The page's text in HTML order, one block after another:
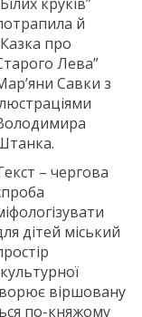
й
про
Лева”
Савки з
– чергова
дітей міський
віршовану
по-княжому